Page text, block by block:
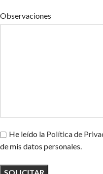
Observaciones
He leído la Política de
de mis datos personales.